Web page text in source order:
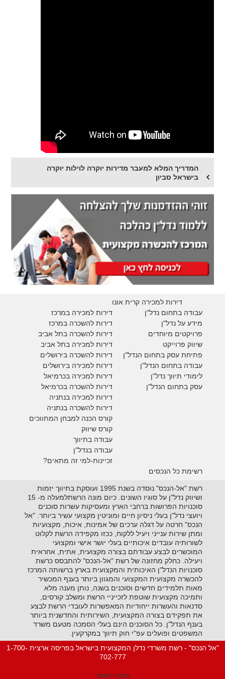
המדריך המלא למעבר מדירות יוקרה לוילות יוקרה
בישראל סביון
דירות למכירה קרית אונו
דירות למכירה במרכז
דירות להשכרה במרכז
דירות להשכרה בתל אביב
דירות למכירה בתל אביב
דירות להשכרה בירושלים
דירות למכירה בירושלים
דירות למכירה בכרמיאל
דירות להשכרה בכרמיאל
דירות למכירה בנתניה
דירות להשכרה בנתניה
קורס הכנה למבחן המתווכים
קורס שיווק
עבודה בתיווך
עבודה בנדל"ן
זכיינות-למי זה מתאים?
עבודה בתחום נדל"ן
מידע על נדל"ן
פרויקטים מיוחדים
שיווק פרוייקט
פתיחת עסק בתחום הנדל"ן
עבודה בתחום הנדל"ן
לימודי תיווך נדל"ן
עסק בתחום הנדל"ן
רשימת כל הנכסים
רשת "אל-הנכס" נוסדה בשנת 1995 ועוסקת בתיווך יזמות
ושיווק נדל"ן על סוגיו השונים. כיום מונה הרשתלמעלה מ- 15
סוכנויות הפרושות ברחבי הארץ ומעסיקות עשרות סוכנים
ויועצי נדל"ן בעלי ניסיון חיים ומוניטין מקצועי עשיר ביותר. "אל
הנכס" חרטה על דגלה ערכים של אמינות, איכות, מקצועיות
ומתן שירות ענייני ויעיל ללקוח, ככזו מקפידה הרשת לקלוט
לשורותיה עובדים איכותיים בעלי יושר אישי ומקצועי
המוכשרים לבצע עבודתם בצורה מקצועית, אתית, אחראית
ויעילה. כחלק מחזונה של רשת "אל-הנכס" להתבסס כרשת
סוכנויות הנדל"ן האיכותית והמקצועית בארץ ברשותה המרכז
להכשרה מקצועית המקצועי והמגוון ביותר בענף המכשיר
מאות תלמידים חדשים וסוכנים בשנה, נותן מענה מלא
ותמיכה מקצועית שוטפת לזכייניי הרשת ומשלב קורסים,
סדנאות והעשרות ייחודיות המאפשרות לעובדי הרשת לבצע
את תפקידם בצורה המקצועית, השירותית והחדשנית ביותר
בענף הנדל"ן. כל הסוכנים הינם בעלי הסמכה מטעם משרד
המשפטים ופועלים עפ"י חוק תיווך במקרקעין.
"אל הנכס" - רשת משרדי נדלן המקצועית בישראל בפריסה ארצית 1-700-
702-777
מפת האתר